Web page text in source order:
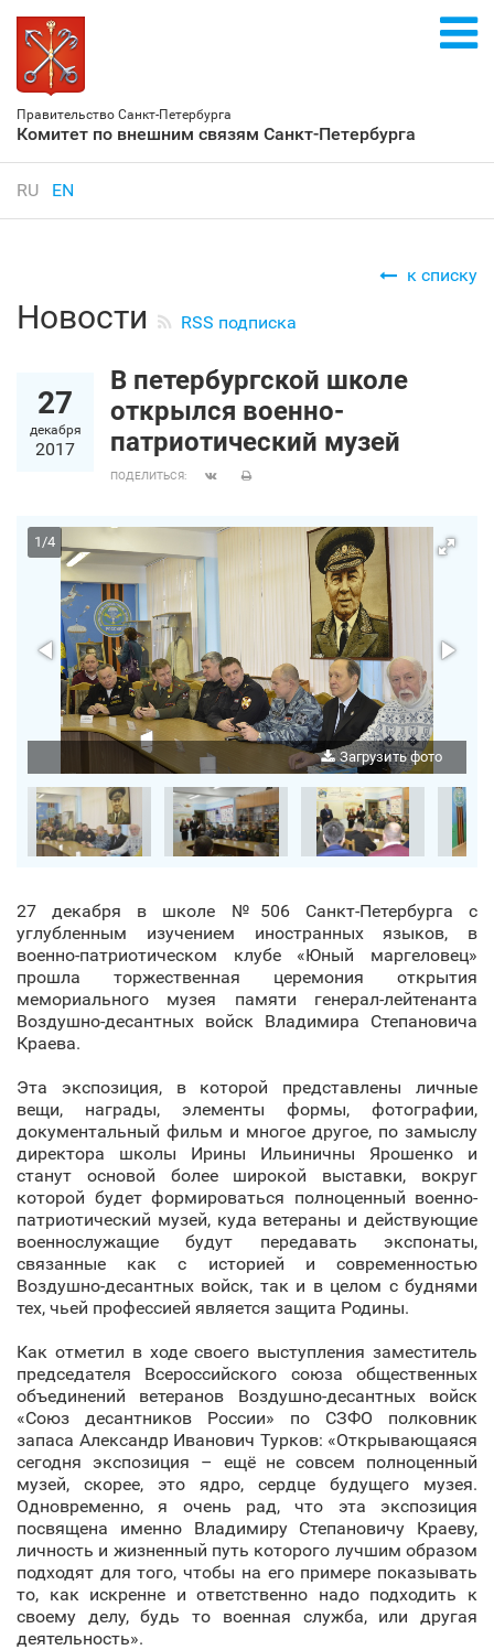
Правительство Санкт‑Петербурга
Комитет по внешним связям Санкт‑Петербурга
RU EN
к списку
Новости RSS подписка
27
декабря
2017
В петербургской школе
открылся военно-
патриотический музей
ПОДЕЛИТЬСЯ:
Загрузить фото
1/4
27 декабря в школе №506 Санкт‑Петербурга с
углубленным изучением иностранных языков, в
военно-патриотическом клубе «Юный маргеловец»
прошла торжественная церемония открытия
мемориального музея памяти генерал-лейтенанта
Воздушно-десантных войск Владимира Степановича
Краева.
Эта экспозиция, в которой представлены личные
вещи, награды, элементы формы, фотографии,
документальный фильм и многое другое, по замыслу
директора школы Ирины Ильиничны Ярошенко и
станут основой более широкой выставки, вокруг
которой будет формироваться полноценный военно-
патриотический музей, куда ветераны и действующие
военнослужащие будут передавать экспонаты,
связанные как c историей и современностью
Воздушно-десантных войск, так и в целом с буднями
тех, чьей профессией является защита Родины.
Как отметил в ходе своего выступления заместитель
председателя Всероссийского союза общественных
объединений ветеранов Воздушно-десантных войск
«Союз десантников России» по СЗФО полковник
запаса Александр Иванович Турков: «Открывающаяся
сегодня экспозиция – ещё не совсем полноценный
музей, скорее, это ядро, сердце будущего музея.
Одновременно, я очень рад, что эта экспозиция
посвящена именно Владимиру Степановичу Краеву,
личность и жизненный путь которого лучшим образом
подходят для того, чтобы на его примере показывать
то, как искренне и ответственно надо подходить к
своему делу, будь то военная служба, или другая
деятельность».